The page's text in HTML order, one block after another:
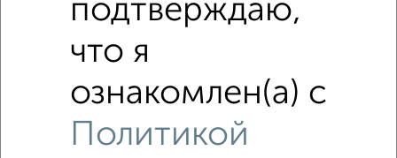
подтверждаю,
что я
ознакомлен(а) с
Политикой